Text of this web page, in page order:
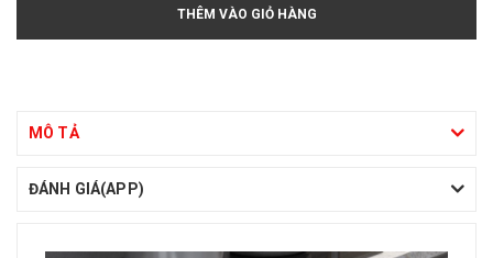
THÊM VÀO GIỎ HÀNG
MÔ TẢ
ĐÁNH GIÁ(APP)